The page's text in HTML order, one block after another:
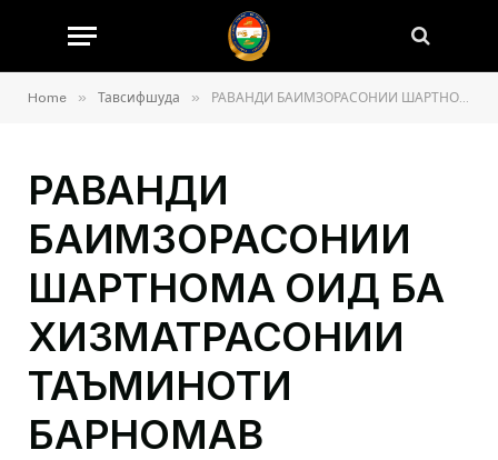
Home » Тавсифшуда » РАВАНДИ БАИМЗОРАСОНИИ ШАРТНОМА ОИД БА ХИЗМАТРАСОНИИ ТАЪМИНОТИ БАРНОМАВӢ
РАВАНДИ
БАИМЗОРАСОНИИ
ШАРТНОМА ОИД БА
ХИЗМАТРАСОНИИ
ТАЪМИНОТИ
БАРНОМАВӢ